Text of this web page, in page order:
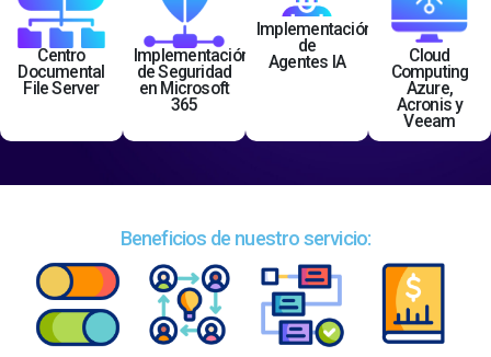
Centro
Documental
File Server
Implementación
de Seguridad
en Microsoft
365
Implementación
de
Agentes IA
Cloud
Computing
Azure,
Acronis y
Veeam
Beneficios de nuestro servicio: